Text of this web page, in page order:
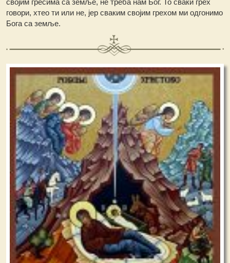
својим гресима са земље, не треба нам Бог. То сваки грех
говори, хтео ти или не, јер сваким својим грехом ми одгонимо
Бога са земље.